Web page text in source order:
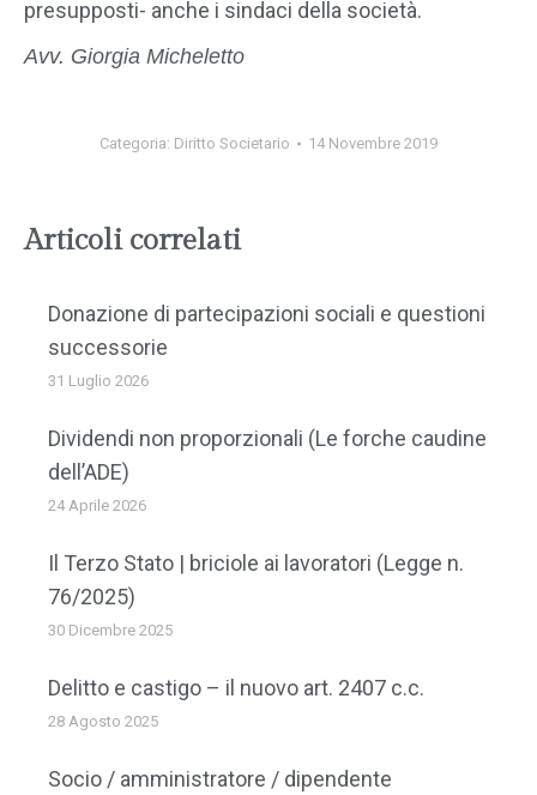
presupposti- anche i sindaci della società.
Avv. Giorgia Micheletto
Categoria: Diritto Societario 14 Novembre 2019
Articoli correlati
Donazione di partecipazioni sociali e questioni
successorie
31 Luglio 2026
Dividendi non proporzionali (Le forche caudine
dell’ADE)
24 Aprile 2026
Il Terzo Stato | briciole ai lavoratori (Legge n.
76/2025)
30 Dicembre 2025
Delitto e castigo – il nuovo art. 2407 c.c.
28 Agosto 2025
Socio / amministratore / dipendente